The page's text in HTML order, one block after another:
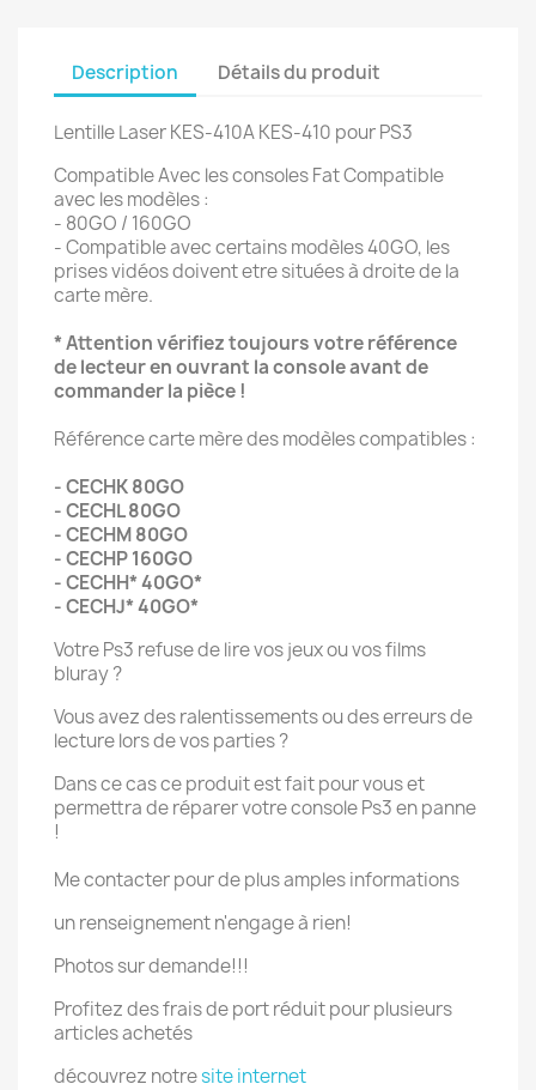
Description Détails du produit
Lentille Laser KES-410A KES-410 pour PS3
Compatible Avec les consoles Fat Compatible
avec les modèles :
- 80GO / 160GO
- Compatible avec certains modèles 40GO, les
prises vidéos doivent etre situées à droite de la
carte mère.
* Attention vérifiez toujours votre référence
de lecteur en ouvrant la console avant de
commander la pièce !
Référence carte mère des modèles compatibles :
- CECHK 80GO
- CECHL 80GO
- CECHM 80GO
- CECHP 160GO
- CECHH* 40GO*
- CECHJ* 40GO*
Votre Ps3 refuse de lire vos jeux ou vos films
bluray ?
Vous avez des ralentissements ou des erreurs de
lecture lors de vos parties ?
Dans ce cas ce produit est fait pour vous et
permettra de réparer votre console Ps3 en panne
!
Me contacter pour de plus amples informations
un renseignement n'engage à rien!
Photos sur demande!!!
Profitez des frais de port réduit pour plusieurs
articles achetés
découvrez notresite internet